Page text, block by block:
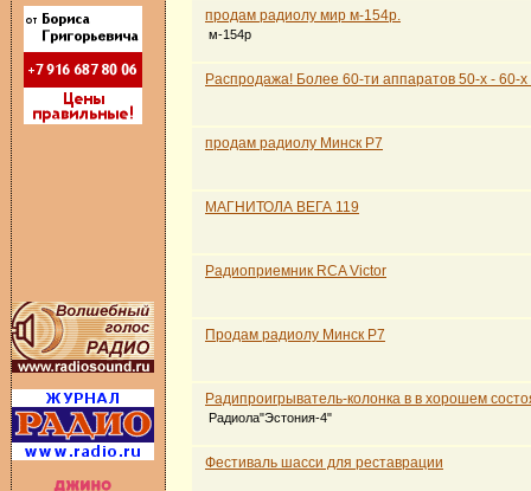
продам радиолу мир м-154р.
м-154р
Распродажа! Более 60-ти аппаратов 50-х - 60-х
продам радиолу Минск Р7
МАГНИТОЛА ВЕГА 119
Радиоприемник RCA Victor
Продам радиолу Минск Р7
Радипроигрыватель-колонка в в хорошем
Радиола"Эстония-4"
Фестиваль шасси для реставрации